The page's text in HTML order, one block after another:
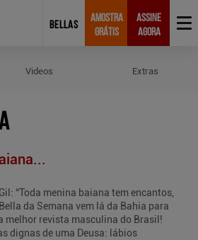
BELLAS
AMOSTRA
GRÁTIS
ASSINE
AGORA
Videos Extras
“Toda menina baiana tem encantos,
da Semana vem lá da Bahia para
melhor revista masculina do Brasil!
dignas de uma Deusa: lábios